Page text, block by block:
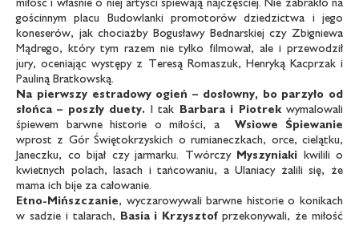
gościnnym placu Budowlanki promotorów dziedzictwa i jego
koneserów, jak chociażby Bogusławy Bednarskiej czy Zbigniewa
Mądrego, który tym razem nie tylko filmował, ale i przewodził
jury, oceniając występy z Teresą Romaszuk, Henryką Kacprzak i
Pauliną Bratkowską.
Na pierwszy estradowy ogień – dosłowny, bo parzyło od
słońca – poszły duety. I tak Barbara i Piotrekwymalowali
śpiewem barwne historie o miłości, a Wsiowe Śpiewanie
wprost z Gór Świętokrzyskich o rumianeczkach, orce, cielątku,
Janeczku, co bijał czy jarmarku. Twórczy Myszyniaki kwilili o
kwietnych polach, lasach i tańcowaniu, a Ulaniacy żalili się, że
mama ich bije za całowanie.
Etno-Mińszczanie, wyczarowywali barwne historie o konikach
w sadzie i talarach, Basia i Krzysztofprzekonywali, że miłość